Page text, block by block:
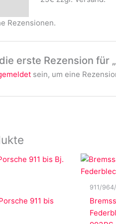
Rezensionen.
erste Rezension für
sein, um eine
911 bis
911/